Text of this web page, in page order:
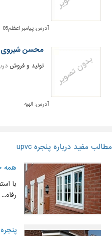
آدرس:پیامبر اعظم85
محسن شیروی
تولید و فروش
آدرس: الهیه
مطالب مفید درباره پنجره upvc
همه
با
رفاه...